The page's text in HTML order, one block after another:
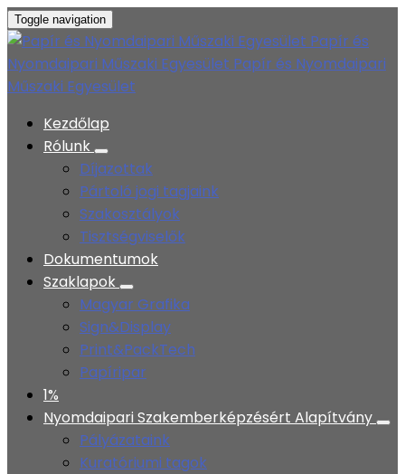
Toggle navigation
Papír és
Nyomdaipari Műszaki Egyesület Papír és Nyomdaipari
Műszaki Egyesület
Kezdőlap
Rólunk
Díjazottak
Pártoló jogi tagjaink
Szakosztályok
Tisztségviselők
Dokumentumok
Szaklapok
Magyar Grafika
Sign&Display
Print&PackTech
Papíripar
1%
Nyomdaipari Szakemberképzésért Alapítvány
Pályázataink
Kuratóriumi tagok